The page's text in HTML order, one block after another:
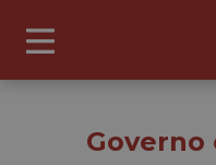
Governo